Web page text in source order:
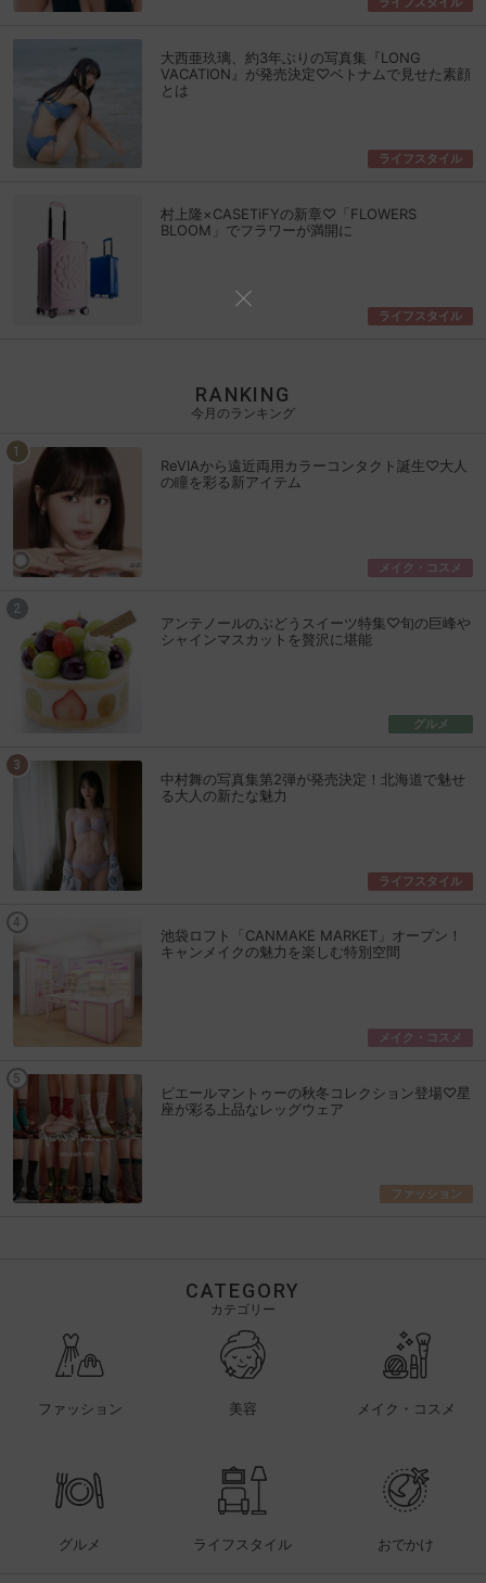
大西亜玖璃、約3年ぶりの写真集『LONG
VACATION』が発売決定♡ベトナムで見せた素顔
とは
ライフスタイル
村上隆×CASETiFYの新章♡「FLOWERS
BLOOM」でフラワーが満開に
ライフスタイル
RANKING
今月のランキング
ReVIAから遠近両用カラーコンタクト誕生♡大人
の瞳を彩る新アイテム
メイク・コスメ
アンテノールのぶどうスイーツ特集♡旬の巨峰や
シャインマスカットを贅沢に堪能
グルメ
中村舞の写真集第2弾が発売決定！北海道で魅せ
る大人の新たな魅力
ライフスタイル
池袋ロフト「CANMAKE MARKET」オープン！
キャンメイクの魅力を楽しむ特別空間
メイク・コスメ
ピエールマントゥーの秋冬コレクション登場♡星
座が彩る上品なレッグウェア
ファッション
CATEGORY
カテゴリー
ファッション 美容 メイク・コスメ
グルメ ライフスタイル おでかけ